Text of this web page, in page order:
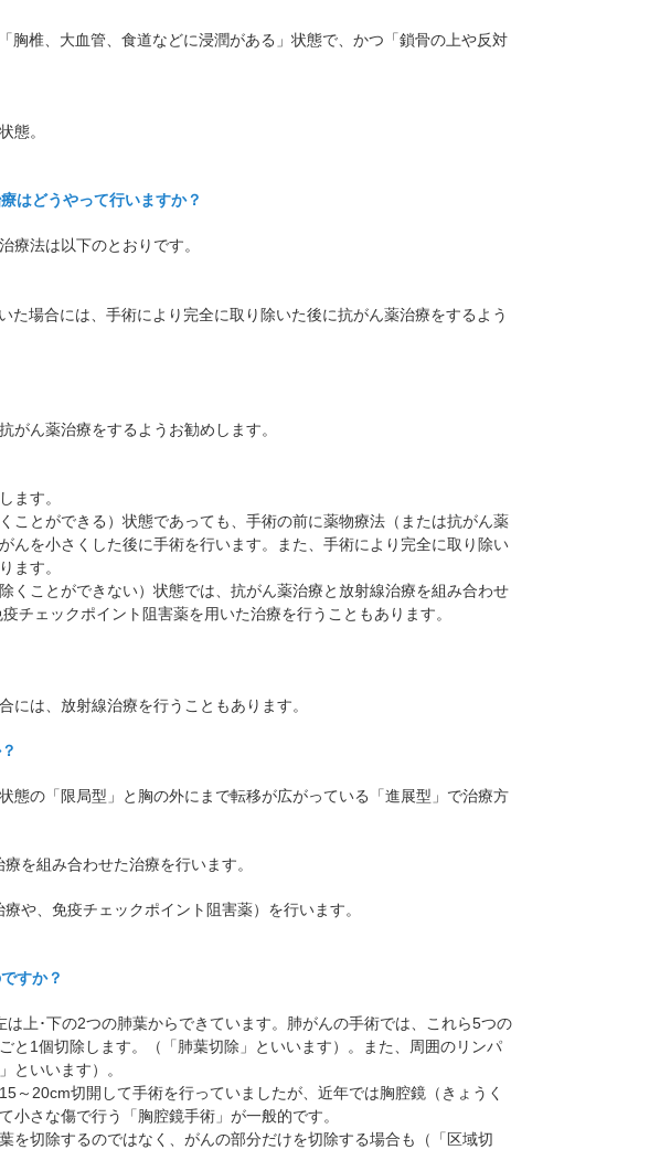
胸椎、大血管、食道などに浸潤がある」状態で、かつ「鎖骨の上や反対
態。
はどうやって行いますか？
療法は以下のとおりです。
た場合には、手術により完全に取り除いた後に抗がん薬治療をするよう
がん薬治療をするようお勧めします。
ます。
ことができる）状態であっても、手術の前に薬物療法（または抗がん薬
んを小さくした後に手術を行います。また、手術により完全に取り除い
ます。
くことができない）状態では、抗がん薬治療と放射線治療を組み合わせ
チェックポイント阻害薬を用いた治療を行うこともあります。
には、放射線治療を行うこともあります。
態の「限局型」と胸の外にまで転移が広がっている「進展型」で治療方
を組み合わせた治療を行います。
や、免疫チェックポイント阻害薬）を行います。
すか？
上･下の2つの肺葉からできています。肺がんの手術では、これら5つの
と1個切除します。（「肺葉切除」といいます）。また、周囲のリンパ
といいます）。
～20cm切開して手術を行っていましたが、近年では胸腔鏡（きょうく
小さな傷で行う「胸腔鏡手術」が一般的です。
を切除するのではなく、がんの部分だけを切除する場合も（「区域切